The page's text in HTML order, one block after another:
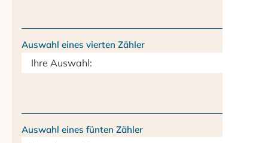
Auswahl eines vierten Zähler
Auswahl eines fünten Zähler